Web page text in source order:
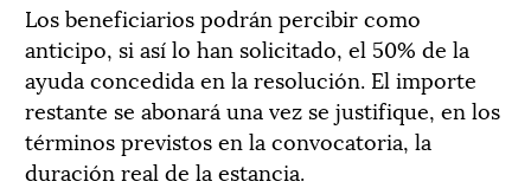
Los beneficiarios podrán percibir como
anticipo, si así lo han solicitado, el 50% de la
ayuda concedida en la resolución. El importe
restante se abonará una vez se justifique, en los
términos previstos en la convocatoria, la
duración real de la estancia.